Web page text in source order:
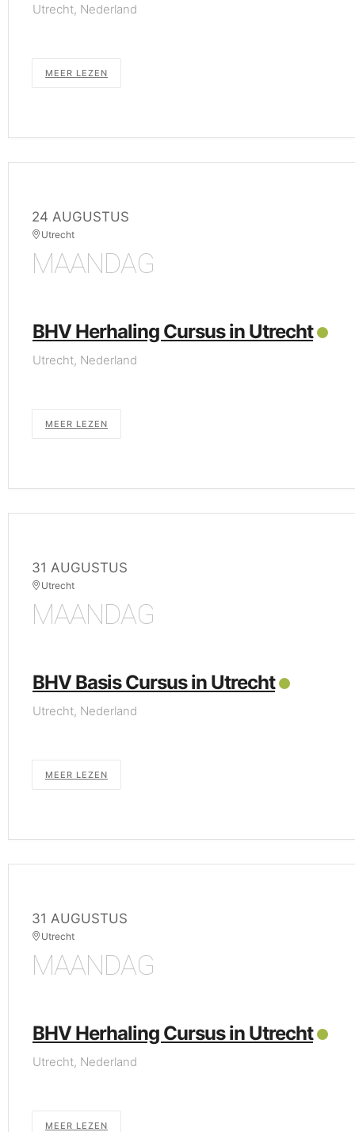
Utrecht, Nederland
MEER LEZEN
24 AUGUSTUS
Utrecht
MAANDAG
BHV Herhaling Cursus in Utrecht
Utrecht, Nederland
MEER LEZEN
31 AUGUSTUS
Utrecht
MAANDAG
BHV Basis Cursus in Utrecht
Utrecht, Nederland
MEER LEZEN
31 AUGUSTUS
Utrecht
MAANDAG
BHV Herhaling Cursus in Utrecht
Utrecht, Nederland
MEER LEZEN